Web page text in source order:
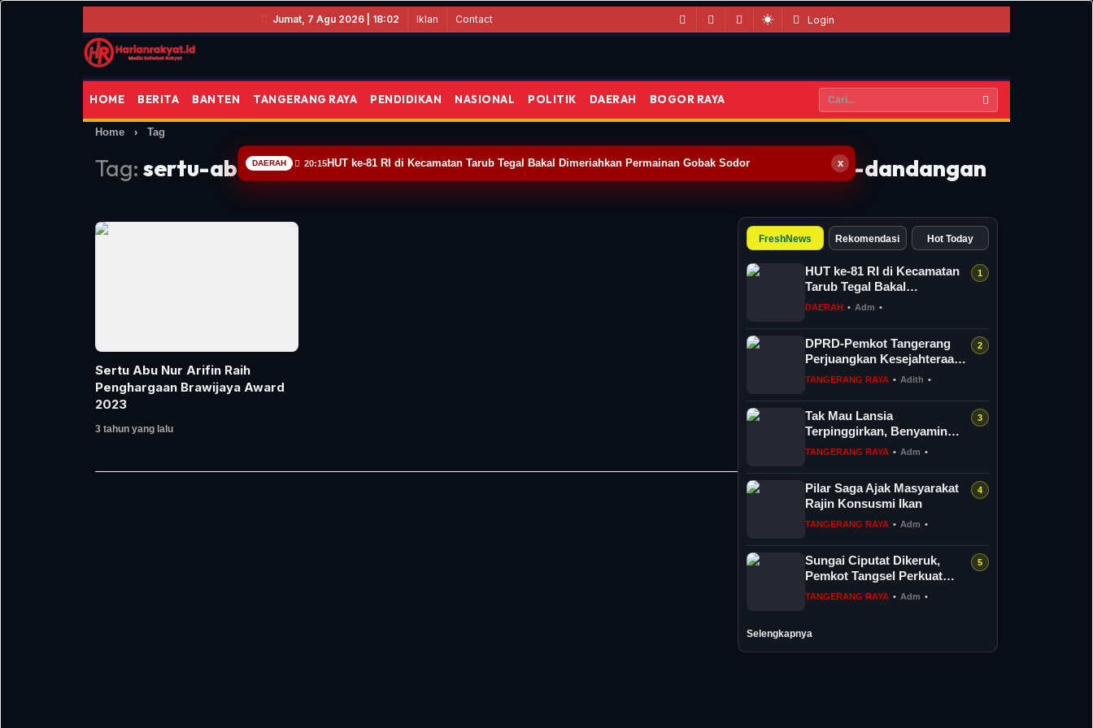
Jumat, 7 Agu 2026 | 18:02 Iklan Contact Login
HOME BERITA BANTEN TANGERANG RAYA PENDIDIKAN NASIONAL POLITIK DAERAH BOGOR RAYA
Home › Tag
Tag: sertu-abu-nur-arifin-bintara-pembina-desa-babinsa-di-kelurahan-dandangan
Sertu Abu Nur Arifin Raih
Penghargaan Brawijaya Award
2023
3 tahun yang lalu
FreshNews Rekomendasi Hot Today
HUT ke-81 RI di Kecamatan
Tarub Tegal Bakal
Dimeriahkan Permainan
DAERAH • Adm •
DPRD-Pemkot Tangerang
Perjuangkan Kesejahteraan
PPPK Penuh Waktu
TANGERANG RAYA • Adith •
Tak Mau Lansia
Terpinggirkan, Benyamin
Perkuat 36 Pos Lansia di
TANGERANG RAYA • Adm •
Pilar Saga Ajak Masyarakat
Rajin Konsusmi Ikan
TANGERANG RAYA • Adm •
Sungai Ciputat Dikeruk,
Pemkot Tangsel Perkuat
Sistem Pengendalian Banjir
TANGERANG RAYA • Adm •
Selengkapnya
x
DAERAH 20:15HUT ke-81 RI di Kecamatan Tarub Tegal Bakal Dimeriahkan Permainan Gobak Sodor